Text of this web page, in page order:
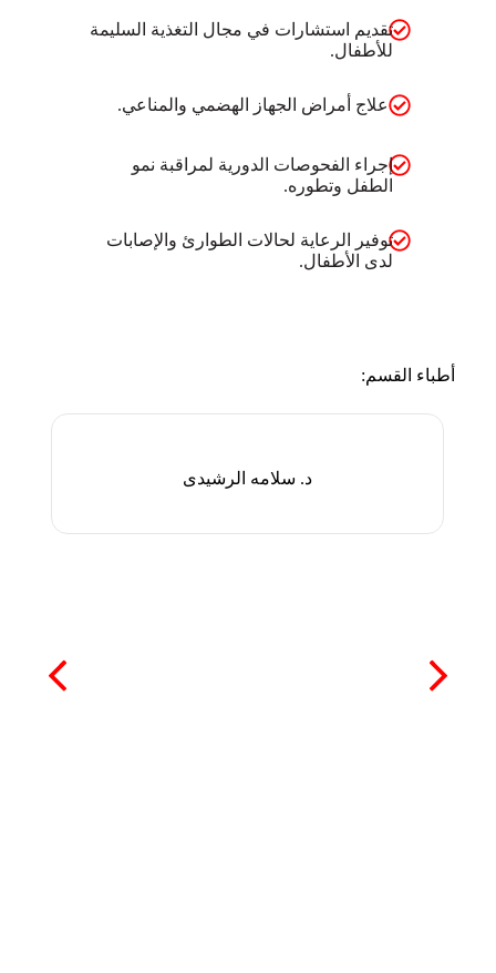
تقديم استشارات في مجال التغذية السليمة
للأطفال.
علاج أمراض الجهاز الهضمي والمناعي.
إجراء الفحوصات الدورية لمراقبة نمو
الطفل وتطوره.
توفير الرعاية لحالات الطوارئ والإصابات
لدى الأطفال.
أطباء القسم:
د. سلامه الرشيدى